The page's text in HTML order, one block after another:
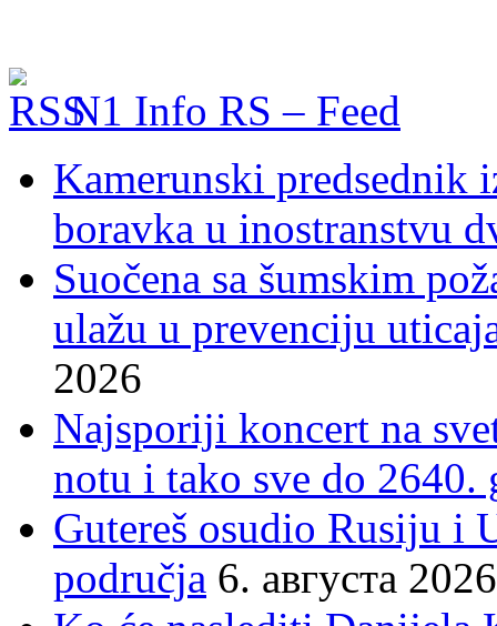
N1 Info RS – Feed
Kamerunski predsednik
boravka u inostranstvu
Suočena sa šumskim
ulažu u prevenciju
2026
Najsporiji koncert na
notu i tako sve do 2640.
Gutereš osudio Rusiju i
područja 6. августа 2026